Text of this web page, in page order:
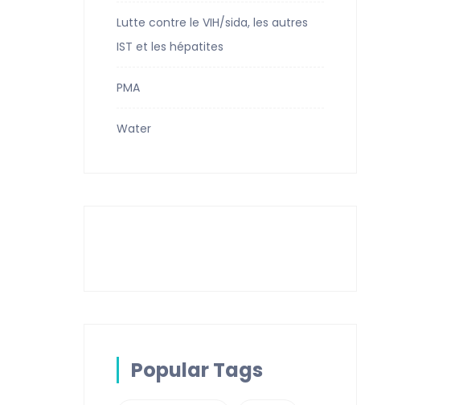
Lutte contre le VIH/sida, les autres
IST et les hépatites
PMA
Water
Popular Tags